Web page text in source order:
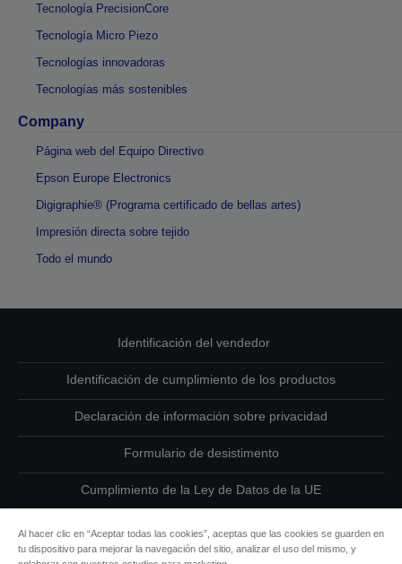
Tecnología PrecisionCore
Tecnología Micro Piezo
Tecnologías innovadoras
Tecnologías más sostenibles
Company
Página web del Equipo Directivo
Epson Europe Electronics
Digigraphie® (Programa certificado de bellas artes)
Impresión directa sobre tejido
Todo el mundo
Identificación del vendedor
Identificación de cumplimiento de los productos
Declaración de información sobre privacidad
Formulario de desistimento
Cumplimiento de la Ley de Datos de la UE
Al hacer clic en “Aceptar todas las cookies”, aceptas que las cookies se guarden en
tu dispositivo para mejorar la navegación del sitio, analizar el uso del mismo, y